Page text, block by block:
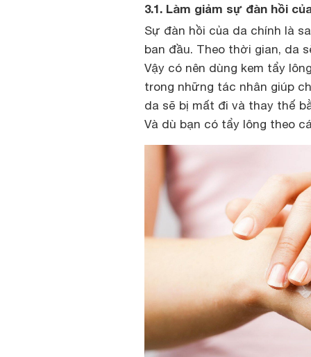
3.1. Làm giảm sự đàn hồi
Sự đàn hồi của da chính là
ban đầu. Theo thời gian, da
Vậy có nên dùng kem tẩy
trong những tác nhân giúp
da sẽ bị mất đi và thay thế
Và dù bạn có tẩy lông theo